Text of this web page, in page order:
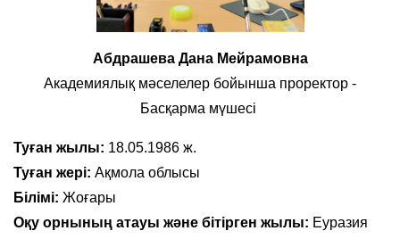
АбдрашеваДана Мейрамовна
Академиялық мәселелер бойынша проректор -
Басқарма мүшесі
Туған жылы: 18.05.1986 ж.
Туған жері: Ақмола облысы
Білімі: Жоғары
Оқу орнының атауы және бітірген жылы: Еуразия